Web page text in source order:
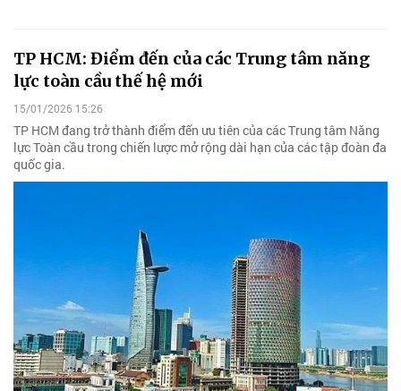
TP HCM: Điểm đến của các Trung tâm năng
lực toàn cầu thế hệ mới
15/01/2026 15:26
TP HCM đang trở thành điểm đến ưu tiên của các Trung tâm Năng
lực Toàn cầu trong chiến lược mở rộng dài hạn của các tập đoàn đa
quốc gia.